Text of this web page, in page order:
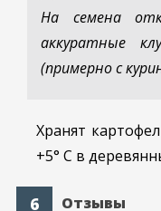
На семена
аккуратные
(примерно с
Хранят
+5° C в
Отзывы